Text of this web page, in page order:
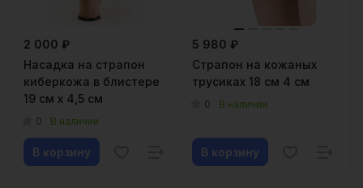
2 000 ₽
Насадка на страпон
киберкожа в блистере
19 см х 4,5 см
0 В наличии
В корзину
5 980 ₽
Страпон на кожаных
трусиках 18 см 4 см
0 В наличии
В корзину